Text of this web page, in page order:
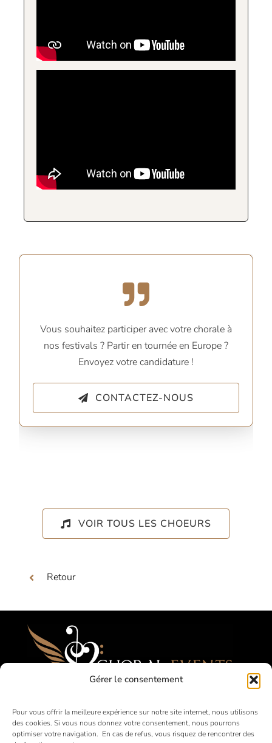
Gérer le consentement
Pour vous offrir la meilleure expérience sur notre site internet, nous utilisons
des cookies. Si vous nous donnez votre consentement, nous pourrons
optimiser votre navigation. En cas de refus, vous risquez de rencontrer des
Vous souhaitez participer avec votre chorale à
nos festivals ? Partir en tournée en Europe ?
Envoyez votre candidature !
CONTACTEZ-NOUS
VOIR TOUS LES CHOEURS
Retour
Festivals, Concours, Tournées pour les
Choeurs Amateurs